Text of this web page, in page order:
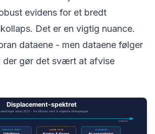
evidens for et bredt
Det er en vigtig nuance.
dataene - men dataene følger
der gør det svært at afvise